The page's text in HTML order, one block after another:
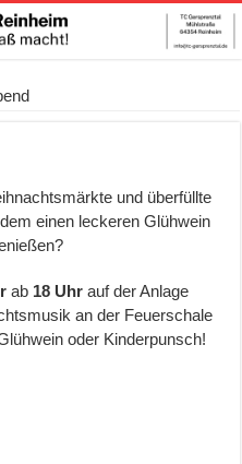
und überfüllte
einen leckeren Glühwein
ab 18 Uhrauf der Anlage
an der Feuerschale
oder Kinderpunsch!